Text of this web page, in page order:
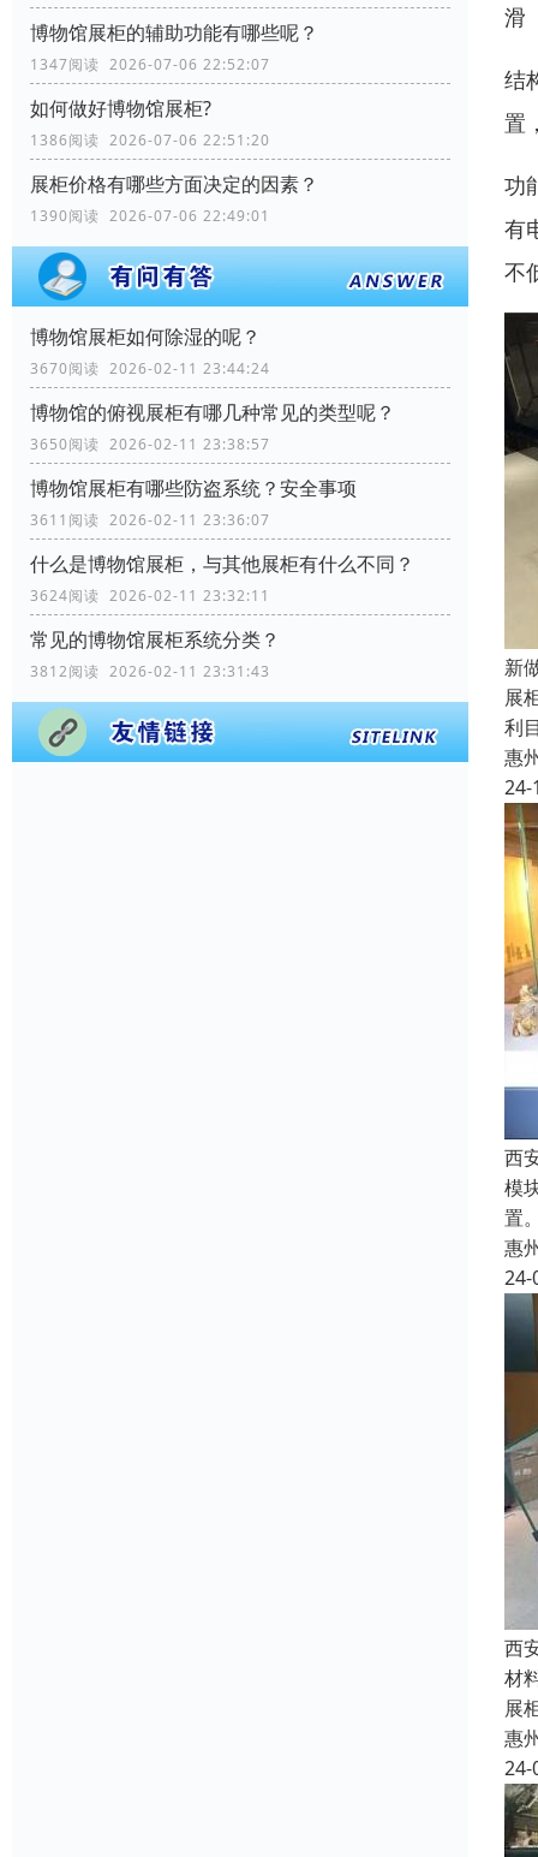
博物馆展柜的辅助功能有哪些呢？
1347阅读 2026-07-06 22:52:07
如何做好博物馆展柜?
1386阅读 2026-07-06 22:51:20
展柜价格有哪些方面决定的因素？
1390阅读 2026-07-06 22:49:01
博物馆展柜如何除湿的呢？
3670阅读 2026-02-11 23:44:24
博物馆的俯视展柜有哪几种常见的类型呢？
3650阅读 2026-02-11 23:38:57
博物馆展柜有哪些防盗系统？安全事项
3611阅读 2026-02-11 23:36:07
什么是博物馆展柜，与其他展柜有什么不同？
3624阅读 2026-02-11 23:32:11
常见的博物馆展柜系统分类？
3812阅读 2026-02-11 23:31:43
滑
结
置
功
有
不
新
展
利
惠
24-
西
模
置
惠
24-
西
材
展
惠
24-